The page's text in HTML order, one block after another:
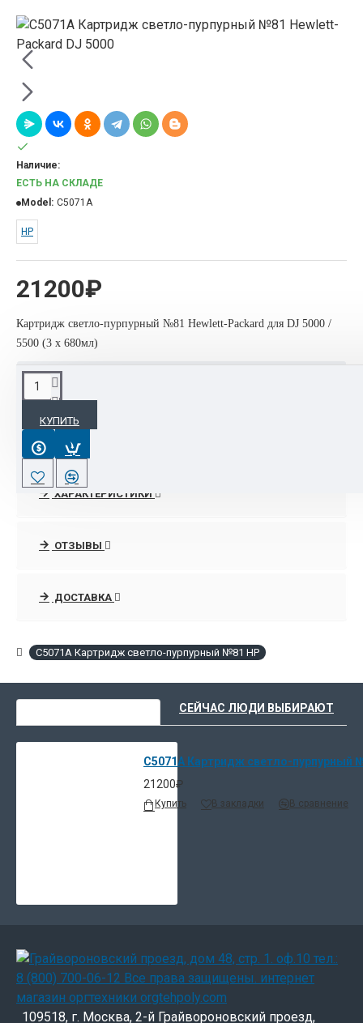
21200₽
Наличие:
ЕСТЬ НА СКЛАДЕ
Model: C5071A
HP
Картридж светло-пурпурный №81 Hewlett-Packard для DJ 5000 /
5500 (3 х 680мл)
КУПИТЬ
ОПИСАНИЕ
C5071A Картридж светло-пурпурный №81 Hewlett-Packard
DJ 5000
ПРОСРОЧЕННЫЙ 2019 год
ХАРАКТЕРИСТИКИ
ОТЗЫВЫ
ДОСТАВКА
C5071A Картридж светло-пурпурный №81 НР
СЕЙЧАС ЛЮДИ ВЫБИРАЮТ
C5071A Картридж светло-пурпурный
21200₽
Купить В закладки В сравнение
109518, г. Москва, 2-й Грайвороновский проезд,